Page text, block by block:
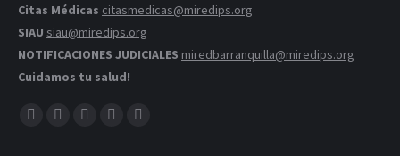
Citas Médicas citasmedicas@miredips.org
SIAU siau@miredips.org
NOTIFICACIONES JUDICIALES miredbarranquilla@miredips.org
Cuidamos tu salud!
Encuéntranos en:
Facebook
X
YouTubeInstagram
Correo